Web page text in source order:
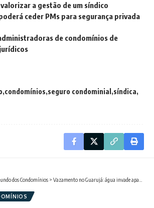
a gestão de um síndico
ceder PMs para segurança privada
de condomínios de
condomínios seguro condominial síndica
dos Condomínios > Vazamento no Guarujá: água invade apartamentos e elevador